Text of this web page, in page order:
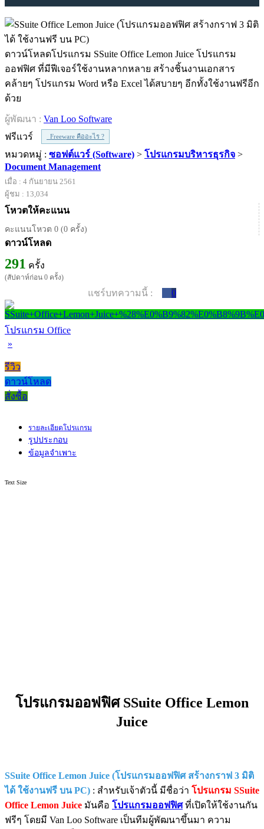
ดาวน์โหลดโปรแกรม SSuite Office Lemon Juice โปรแกรม
ออฟฟิศ ที่มีฟีเจอร์ใช้งานหลากหลาย สร้างชิ้นงานเอกสาร
คล้ายๆ โปรแกรม Word หรือ Excel ได้สบายๆ อีกทั้งใช้งานฟรีอีก
ด้วย
ผู้พัฒนา : Van Loo Software
ฟรีแวร์
Freeware คืออะไร ?
หมวดหมู่ : ซอฟต์แวร์ (Software) > โปรแกรมบริหารธุรกิจ >
Document Management
เมื่อ : 4 กันยายน 2561
ผู้ชม : 13,034
โหวตให้คะแนน
คะแนนโหวต 0 (0 ครั้ง)
ดาวน์โหลด
291 ครั้ง
(สัปดาห์ก่อน 0 ครั้ง)
แชร์บทความนี้ : 0
โปรแกรม Office
»
รีวิว
ดาวน์โหลด
สั่งซื้อ
รายละเอียดโปรแกรม
รูปประกอบ
ข้อมูลจำเพาะ
Text Size
โปรแกรมออฟฟิศ SSuite Office Lemon
Juice
SSuite Office Lemon Juice (โปรแกรมออฟฟิศ สร้างกราฟ 3 มิติ
ได้ ใช้งานฟรี บน PC) : สำหรับเจ้าตัวนี้ มีชื่อว่า โปรแกรม SSuite
Office Lemon Juice มันคือ โปรแกรมออฟฟิศที่เปิดให้ใช้งานกัน
ฟรีๆ โดยมี Van Loo Software เป็นทีมผู้พัฒนาขึ้นมา ความ